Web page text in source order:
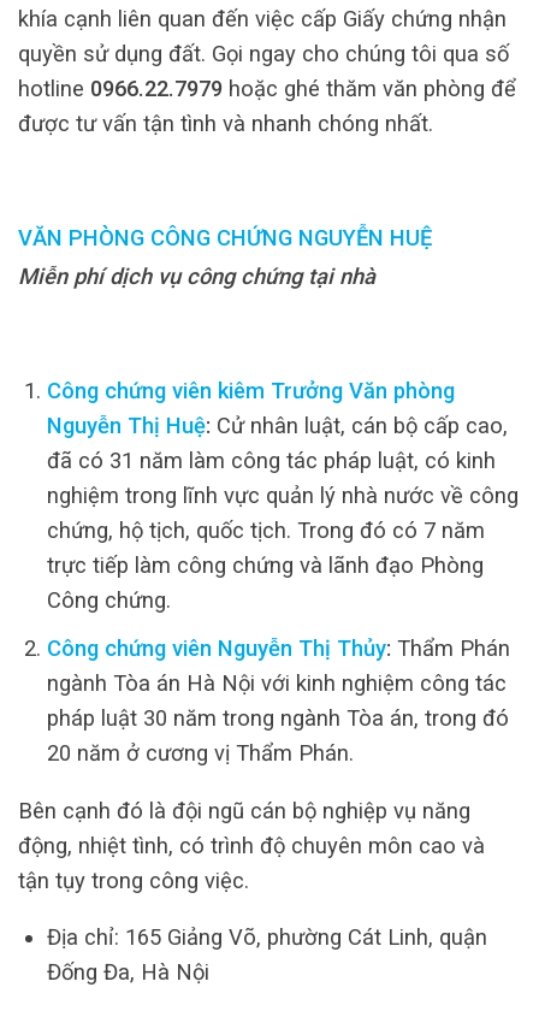
khía cạnh liên quan đến việc cấp Giấy chứng nhận
quyền sử dụng đất. Gọi ngay cho chúng tôi qua số
hotline 0966.22.7979 hoặc ghé thăm văn phòng để
được tư vấn tận tình và nhanh chóng nhất.
VĂN PHÒNG CÔNG CHỨNG NGUYỄN HUỆ
Miễn phí dịch vụ công chứng tại nhà
Công chứng viên kiêm Trưởng Văn phòng
Nguyễn Thị Huệ: Cử nhân luật, cán bộ cấp cao,
đã có 31 năm làm công tác pháp luật, có kinh
nghiệm trong lĩnh vực quản lý nhà nước về công
chứng, hộ tịch, quốc tịch. Trong đó có 7 năm
trực tiếp làm công chứng và lãnh đạo Phòng
Công chứng.
Công chứng viên Nguyễn Thị Thủy: Thẩm Phán
ngành Tòa án Hà Nội với kinh nghiệm công tác
pháp luật 30 năm trong ngành Tòa án, trong đó
20 năm ở cương vị Thẩm Phán.
Bên cạnh đó là đội ngũ cán bộ nghiệp vụ năng
động, nhiệt tình, có trình độ chuyên môn cao và
tận tụy trong công việc.
Địa chỉ: 165 Giảng Võ, phường Cát Linh, quận
Đống Đa, Hà Nội